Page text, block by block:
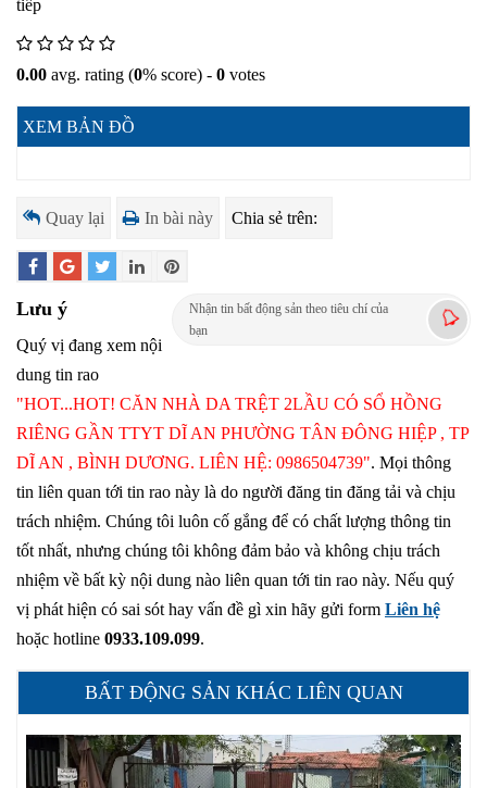
tiếp
0.00 avg. rating (0% score) - 0 votes
XEM BẢN ĐỒ
Quay lại In bài này Chia sẻ trên:
Nhận tin bất động sản theo tiêu chí của
bạn
Lưu ý
Quý vị đang xem nội
dung tin rao
"HOT...HOT! CĂN NHÀ DA TRỆT 2LẦU CÓ SỔ HỒNG
RIÊNG GẦN TTYT DĨ AN PHƯỜNG TÂN ĐÔNG HIỆP , TP
DĨ AN , BÌNH DƯƠNG. LIÊN HỆ: 0986504739". Mọi thông
tin liên quan tới tin rao này là do người đăng tin đăng tải và chịu
trách nhiệm. Chúng tôi luôn cố gắng để có chất lượng thông tin
tốt nhất, nhưng chúng tôi không đảm bảo và không chịu trách
nhiệm về bất kỳ nội dung nào liên quan tới tin rao này. Nếu quý
vị phát hiện có sai sót hay vấn đề gì xin hãy gửi form Liên hệ
hoặc hotline 0933.109.099.
BẤT ĐỘNG SẢN KHÁC LIÊN QUAN